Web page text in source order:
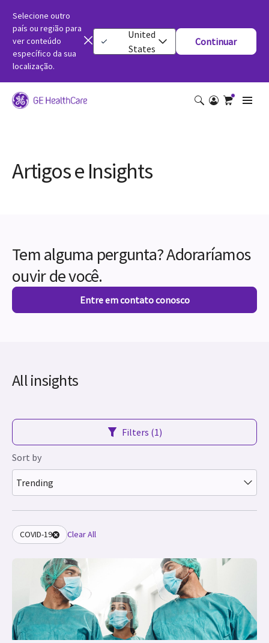
Selecione outro
país ou região para
ver conteúdo
específico da sua
localização.
United
States
Continuar
Artigos e Insights
Tem alguma pergunta? Adoraríamos
ouvir de você.
Entre em contato conosco
All insights
Filters (1)
Sort by
Trending
COVID-19 Clear All